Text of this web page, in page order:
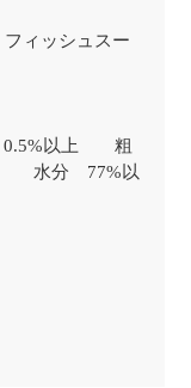
ィッシュスー
0.5%以上 粗
水分 77%以